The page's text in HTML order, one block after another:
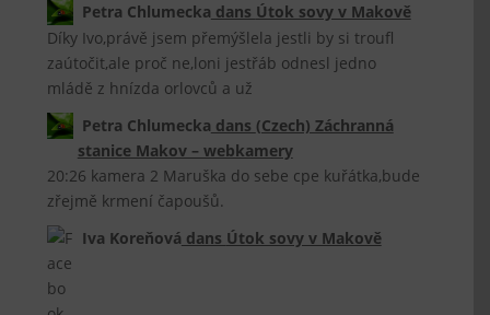
Petra Chlumecka dans Útok sovy v Makově
Díky Ivo,právě jsem přemýšlela jestli by si troufl
zaútočit,ale proč ne,loni jestřáb odnesl jedno
mládě z hnízda orlovců a už
Petra Chlumecka dans (Czech) Záchranná
stanice Makov – webkamery
20:26 kamera 2 Maruška do sebe cpe kuřátka,bude
zřejmě krmení čapoušů.
Iva Koreňová dans Útok sovy v Makově